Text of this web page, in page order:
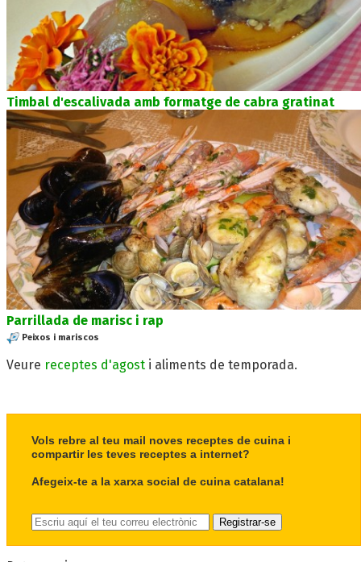
Timbal d'escalivada amb formatge de cabra gratinat
Parrillada de marisc i rap
Peixos i mariscos
Veure receptes d'agost i aliments de temporada.
Vols rebre al teu mail noves receptes de cuina i
compartir les teves receptes a internet?
Afegeix-te a la xarxa social de cuina catalana!